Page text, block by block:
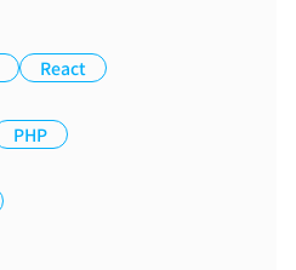
React
PHP